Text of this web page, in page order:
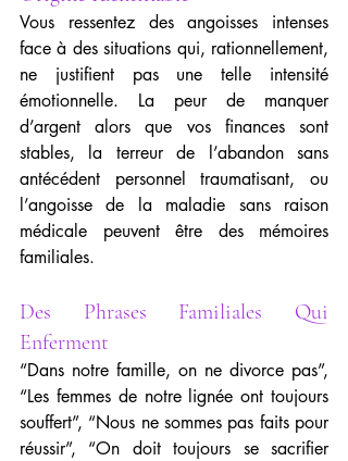
Vous ressentez des angoisses intenses
face à des situations qui, rationnellement,
ne justifient pas une telle intensité
émotionnelle. La peur de manquer
d’argent alors que vos finances sont
stables, la terreur de l’abandon sans
antécédent personnel traumatisant, ou
l’angoisse de la maladie sans raison
médicale peuvent être des mémoires
familiales.
Des Phrases Familiales Qui
Enferment
“Dans notre famille, on ne divorce pas”,
“Les femmes de notre lignée ont toujours
souffert”, “Nous ne sommes pas faits pour
réussir”, “On doit toujours se sacrifier